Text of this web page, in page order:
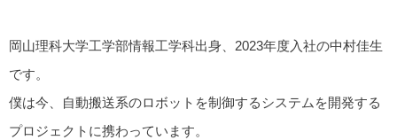
岡山理科大学工学部情報工学科出身、2023年度入社の中村佳生
です。
僕は今、自動搬送系のロボットを制御するシステムを開発する
プロジェクトに携わっています。